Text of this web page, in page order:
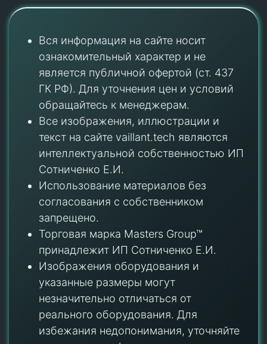
Вся информация на сайте носит
ознакомительный характер и не
является публичной офертой (ст. 437
ГК РФ). Для уточнения цен и условий
обращайтесь к менеджерам.
Все изображения, иллюстрации и
текст на сайте vaillant.tech являются
интеллектуальной собственностью ИП
Сотниченко Е.И.
Использование материалов без
согласования с собственником
запрещено.
Торговая марка Masters Group™
принадлежит ИП Сотниченко Е.И.
Изображения оборудования и
указанные размеры могут
незначительно отличаться от
реального оборудования. Для
избежания недопонимания, уточняйте